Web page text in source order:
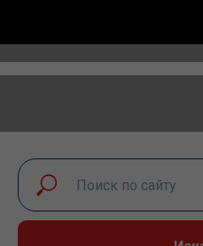
экспертный диалог –